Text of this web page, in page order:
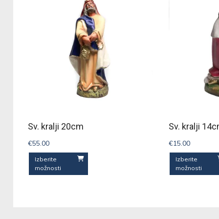
Sv. kralji 20cm
€55.00
Izberite
možnosti
Sv. kralji
€15.00
Izberite
možnosti